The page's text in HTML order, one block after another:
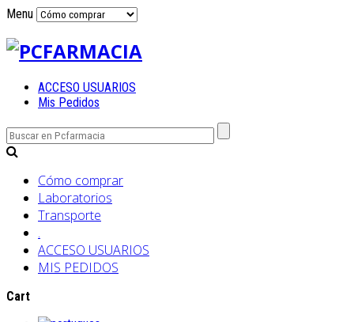
Menu
ACCESO USUARIOS
Mis Pedidos
Cómo comprar
Laboratorios
Transporte
.
ACCESO USUARIOS
MIS PEDIDOS
Cart